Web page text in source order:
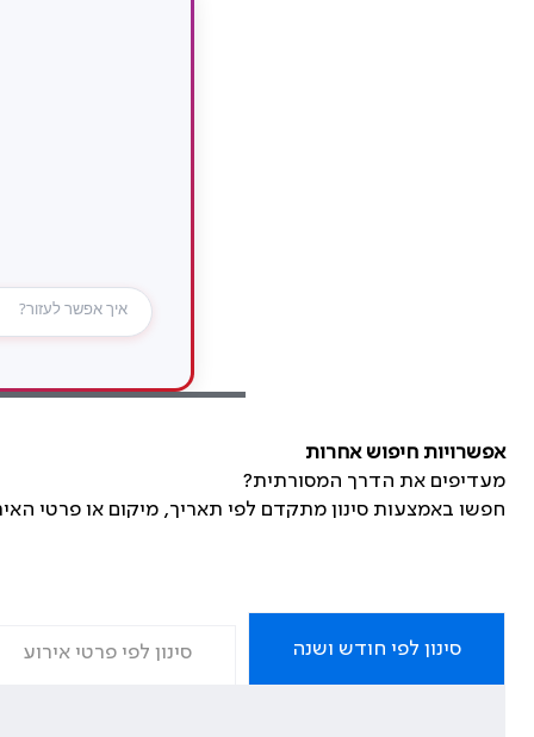
אפשרויות חיפוש אחרות
מעדיפים את הדרך המסורתית?
חפשו באמצעות סינון מתקדם לפי תאריך, מיקום או פרטי
סינון לפי חודש ושנה סינון לפי פרטי אירוע